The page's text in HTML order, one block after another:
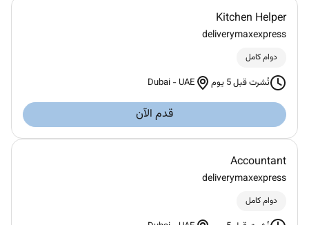
Kitchen Helper
deliverymaxexpress
دوام كامل
نُشرت قبل 5 يوم Dubai -UAE
قدم الآن
Accountant
deliverymaxexpress
دوام كامل